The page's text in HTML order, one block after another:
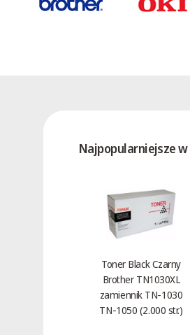
Najpopularniejsze
Toner Black Czarny
Brother TN1030XL
zamiennik TN-1030
TN-1050 (2.000 str.)